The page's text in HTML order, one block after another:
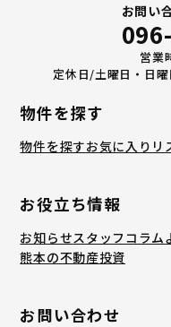
お問い
営業
定休日/土曜日・日
物件を探す
物件を探すお気に入りリ
お役立ち情報
お知らせスタッフコラム
熊本の不動産投資
お問い合わせ